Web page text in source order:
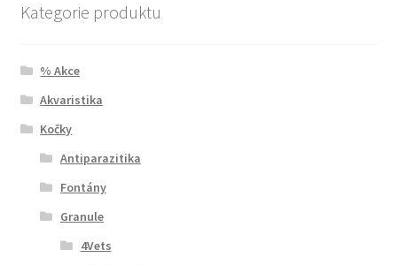
Kategorie produktu
% Akce
Akvaristika
Kočky
Antiparazitika
Fontány
Granule
4Vets